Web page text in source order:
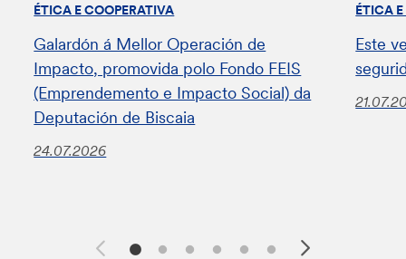
ÉTICA E COOPERATIVA
Galardón á Mellor Operación de
Impacto, promovida polo Fondo FEIS
(Emprendemento e Impacto Social) da
Deputación de Biscaia
24.07.2026
ÉTICA
Este